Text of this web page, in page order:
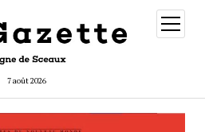
7 août 2026
ouvrir
menu